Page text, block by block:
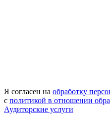
Я согласен на обработку
с политикой в отношении
Аудиторские услуги